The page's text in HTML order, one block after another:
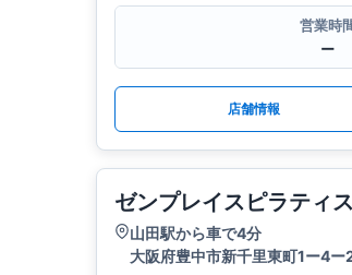
営業時
ー
店舗情報
ゼンプレイスピラティ
山田駅から車で4分
大阪府豊中市新千里東町1ー4